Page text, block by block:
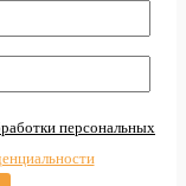
персональных